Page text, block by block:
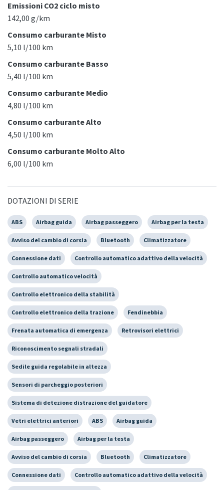
Emissioni CO2 ciclo misto
142,00 g/km
Consumo carburante Misto
5,10 l/100 km
Consumo carburante Basso
5,40 l/100 km
Consumo carburante Medio
4,80 l/100 km
Consumo carburante Alto
4,50 l/100 km
Consumo carburante Molto Alto
6,00 l/100 km
DOTAZIONI DI SERIE
ABS Airbag guida Airbag passeggero Airbag per la testa
Avviso del cambio di corsia Bluetooth Climatizzatore
Connessione dati Controllo automatico adattivo della velocità
Controllo automatico velocità
Controllo elettronico della stabilità
Controllo elettronico della trazione Fendinebbia
Frenata automatica di emergenza Retrovisori elettrici
Riconoscimento segnali stradali
Sedile guida regolabile in altezza
Sensori di parcheggio posteriori
Sistema di detezione distrazione del guidatore
Vetri elettrici anteriori ABS Airbag guida
Airbag passeggero Airbag per la testa
Avviso del cambio di corsia Bluetooth Climatizzatore
Connessione dati Controllo automatico adattivo della velocità